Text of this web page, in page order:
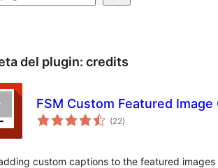
del plugin: credits
FSM Custom Featured Image
(22total
de
)
custom captions to the featured